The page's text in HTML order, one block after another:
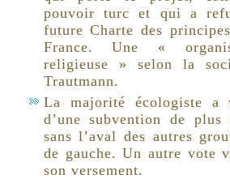
pouvoir turc et qui a
future Charte des
France. Une «
religieuse » selon la
Trautmann.
La majorité écologiste a
d’une subvention de
sans l’aval des autres
de gauche. Un autre vote
son versement.